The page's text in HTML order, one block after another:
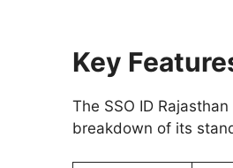
Key
The SSO ID
breakdown of its